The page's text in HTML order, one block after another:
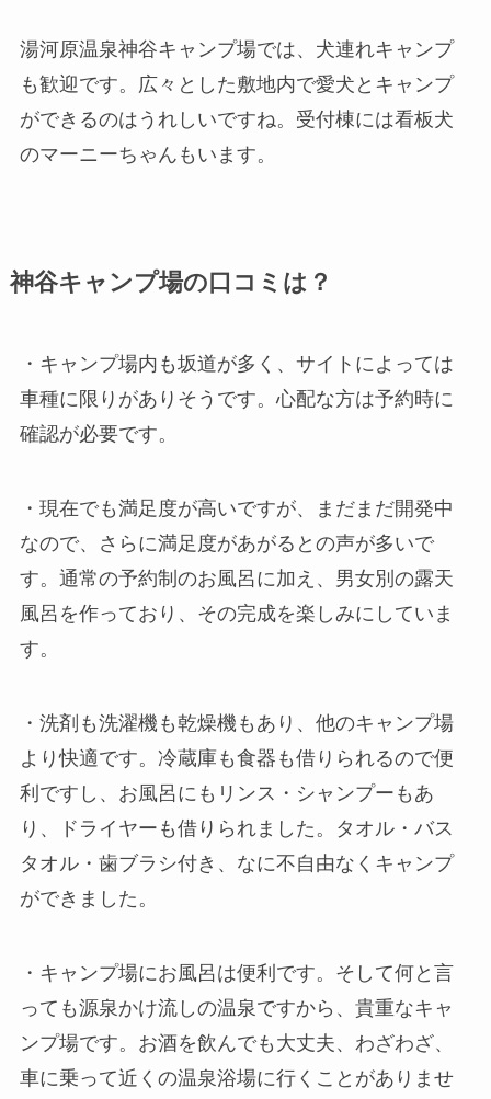
湯河原温泉神谷キャンプ場では、犬連れキャンプ
も歓迎です。 広々とした敷地内で愛犬とキャンプ
ができるのはうれしいですね。受付棟には看板犬
のマーニーちゃんもいます。
神谷キャンプ場の口コミは？
・キャンプ場内も坂道が多く、サイトによっては
車種に限りがありそうです。心配な方は予約時に
確認が必要です。
・現在でも満足度が高いですが、まだまだ開発中
なので、さらに満足度があがるとの声が多いで
す。通常の予約制のお風呂に加え、男女別の露天
風呂を作っており、その完成を楽しみにしていま
す。
・洗剤も洗濯機も乾燥機もあり、他のキャンプ場
より快適です。冷蔵庫も食器も借りられるので便
利ですし、お風呂にもリンス・シャンプーもあ
り、ドライヤーも借りられました。タオル・バス
タオル・歯ブラシ付き、なに不自由なくキャンプ
ができました。
・キャンプ場にお風呂は便利です。そして何と言
っても源泉かけ流しの温泉ですから、貴重なキャ
ンプ場です。お酒を飲んでも大丈夫、わざわざ、
車に乗って近くの温泉浴場に行くことがありませ